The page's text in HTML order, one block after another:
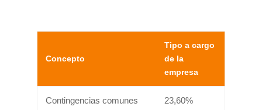
Concepto
Tipo a cargo
de la
empresa
Contingencias comunes 23,60%